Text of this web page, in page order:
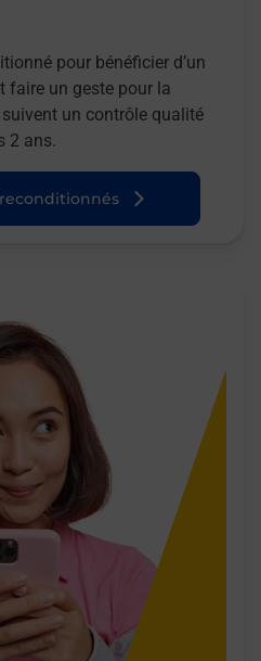
pour bénéficier d’un
faire un geste pour la
un contrôle qualité
2 ans.